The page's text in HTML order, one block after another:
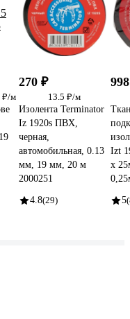
₽/м
270 ₽
13.5 ₽/м
Изолента Terminator
Iz 1920s ПВХ,
черная,
автомобильная, 0.13
мм, 19 мм, 20 м
2000251
4.8(29)
Izt
х
5